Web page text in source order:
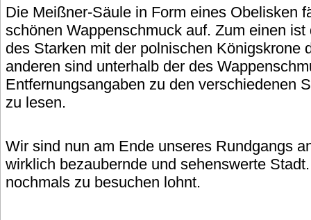
Die Meißner-Säule in Form eines Obelisken
schönen Wappenschmuck auf. Zum einen
des Starken mit der polnischen Königskrone
anderen sind unterhalb der des
Entfernungsangaben zu den verschiedenen
zu lesen.
Wir sind nun am Ende unseres Rundgangs
wirklich bezaubernde und sehenswerte
nochmals zu besuchen lohnt.